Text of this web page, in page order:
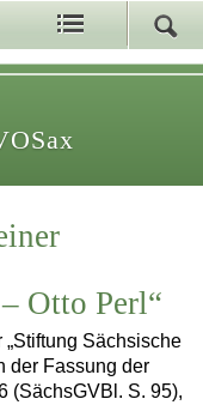
Otto Perl“
Sächsische
der Fassung der
(SächsGVBl. S. 95),